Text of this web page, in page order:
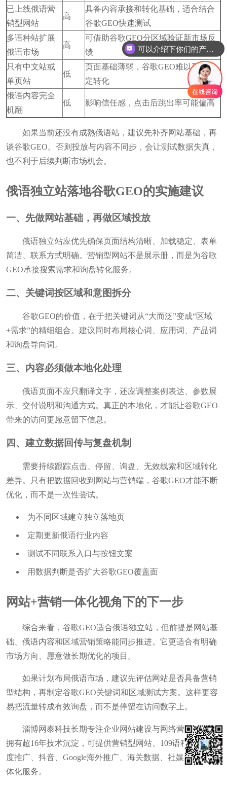
已上线俄语营
销型网站
高
具备内容承接和转化基础，适合结合
谷歌GEO快速测试
多语种站扩展
俄语市场
高
可借助谷歌GEO分区域验证新市场反
馈
只有中文站或
单页站
低
页面基础薄弱，谷歌GEO难以形成稳
定转化
俄语内容完全
机翻
低 影响信任感，点击后跳出率可能偏高
如果当前还没有成熟俄语站，建议先补齐网站基础，再
谈谷歌GEO。否则投放与内容不同步，会让测试数据失真，
也不利于后续判断市场机会。
俄语独立站落地谷歌GEO的实施建议
一、先做网站基础，再做区域投放
俄语独立站应优先确保页面结构清晰、加载稳定、表单
简洁、联系方式明确。营销型网站不是展示册，而是为谷歌
GEO承接搜索需求和询盘转化服务。
二、关键词按区域和意图拆分
谷歌GEO的价值，在于把关键词从“大而泛”变成“区域
+需求”的精细组合。建议同时布局核心词、应用词、产品词
和询盘导向词。
三、内容必须做本地化处理
俄语页面不应只翻译文字，还应调整案例表达、参数展
示、交付说明和沟通方式。真正的本地化，才能让谷歌GEO
带来的访问更愿意留下信息。
四、建立数据回传与复盘机制
需要持续跟踪点击、停留、询盘、无效线索和区域转化
差异。只有把数据回收到网站与营销端，谷歌GEO才能不断
优化，而不是一次性尝试。
为不同区域建立独立落地页
定期更新俄语行业内容
测试不同联系入口与按钮文案
用数据判断是否扩大谷歌GEO覆盖面
网站+营销一体化视角下的下一步
综合来看，谷歌GEO适合俄语独立站，但前提是网站基
础、俄语内容和区域营销策略能同步推进。它更适合有明确
市场方向、愿意做长期优化的项目。
如果计划布局俄语市场，建议先评估网站是否具备营销
型结构，再制定谷歌GEO关键词和区域测试方案。这样更容
易把流量转成有效询盘，而不是停留在访问数字上。
淄博网泰科技长期专注企业网站建设与网络营销，团队
拥有超16年技术沉淀，可提供营销型网站、109语种网站及百
度推广、抖音、Google海外推广、海关数据、社媒营销等一
体化服务。
可以介绍下你们的产品么